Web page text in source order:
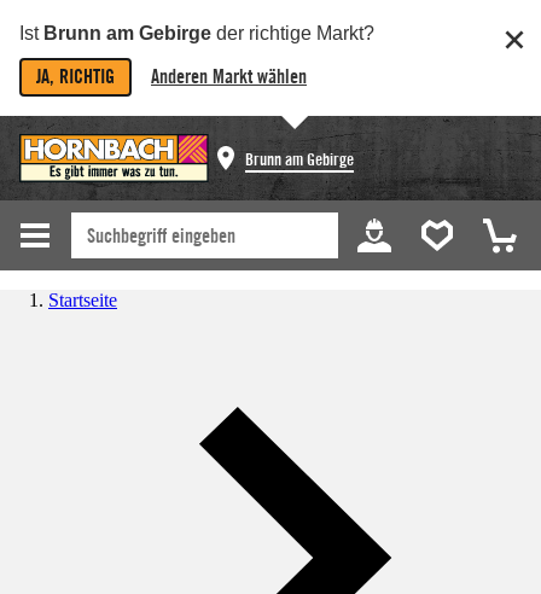
Ist Brunn am Gebirge der richtige Markt?
JA, RICHTIG Anderen Markt wählen
Brunn am Gebirge
Startseite